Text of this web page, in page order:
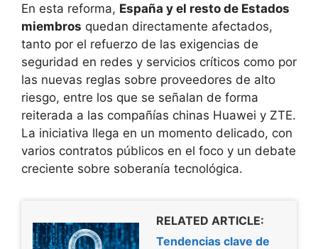
En esta reforma, España y el resto de Estados
miembros quedan directamente afectados,
tanto por el refuerzo de las exigencias de
seguridad en redes y servicios críticos como por
las nuevas reglas sobre proveedores de alto
riesgo, entre los que se señalan de forma
reiterada a las compañías chinas Huawei y ZTE.
La iniciativa llega en un momento delicado, con
varios contratos públicos en el foco y un debate
creciente sobre soberanía tecnológica.
RELATED ARTICLE:
Tendencias clave de